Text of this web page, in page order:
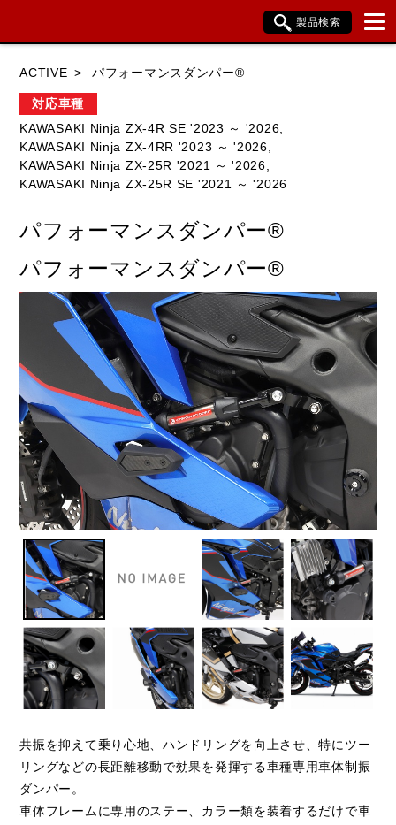
製品検索
HONDA YAMAHA SUZUKI
HARLEY DAVIDSON KTM TRIUMPH
閉じる
ACTIVE パフォーマンスダンパー®
対応車種
KAWASAKI Ninja ZX-4R SE '2023 ～ '2026,
KAWASAKI Ninja ZX-4RR '2023 ～ '2026,
KAWASAKI Ninja ZX-25R '2021 ～ '2026,
KAWASAKI Ninja ZX-25R SE '2021 ～ '2026
パフォーマンスダンパー®
パフォーマンスダンパー®
共振を抑えて乗り心地、ハンドリングを向上させ、特にツー
リングなどの長距離移動で効果を発揮する車種専用車体制振
ダンパー。
車体フレームに専用のステー、カラー類を装着するだけで車